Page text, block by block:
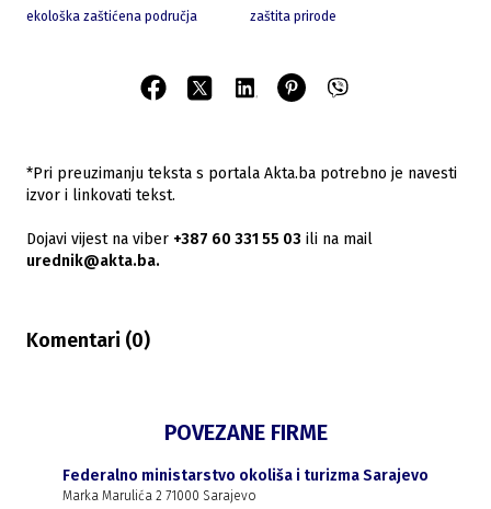
ekološka zaštićena područja zaštita prirode
*Pri preuzimanju teksta s portala Akta.ba potrebno je navesti
izvor i linkovati tekst.
Dojavi vijest na viber +387 60 331 55 03 ili na mail
urednik@akta.ba.
Komentari (0)
POVEZANE FIRME
Federalno ministarstvo okoliša i turizma Sarajevo
Marka Marulića 2 71000 Sarajevo